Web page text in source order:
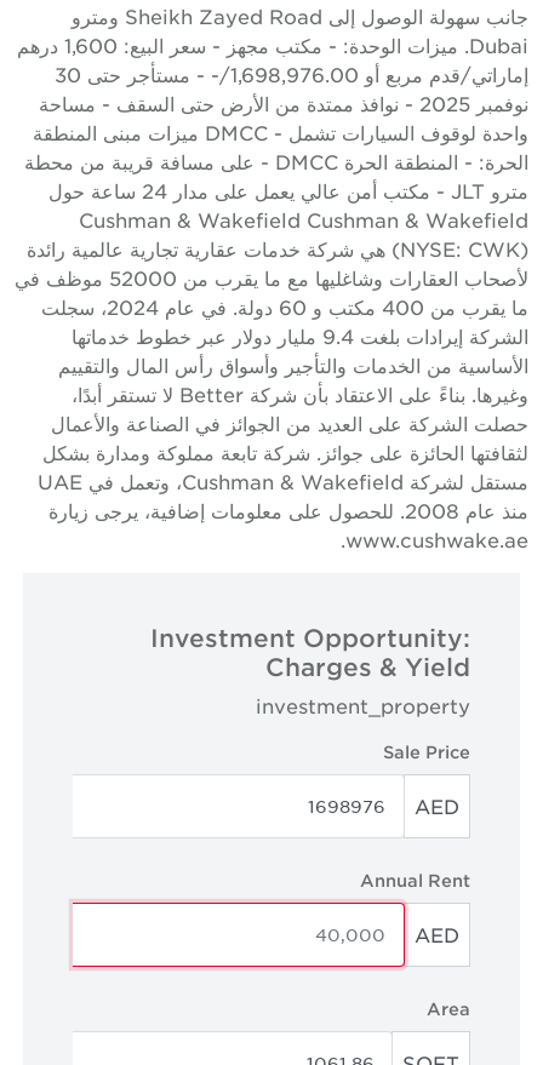
جانب سهولة الوصول إلى Sheikh Zayed Road ومترو
Dubai. ميزات الوحدة: - مكتب مجهز - سعر البيع: 1,600 درهم
إماراتي/قدم مربع أو 1,698,976.00/- - مستأجر حتى 30
نوفمبر 2025 - نوافذ ممتدة من الأرض حتى السقف - مساحة
واحدة لوقوف السيارات تشمل - DMCC ميزات مبنى المنطقة
الحرة: - المنطقة الحرة DMCC - على مسافة قريبة من محطة
مترو JLT - مكتب أمن عالي يعمل على مدار 24 ساعة حول
Cushman & Wakefield Cushman & Wakefield
(NYSE: CWK) هي شركة خدمات عقارية تجارية عالمية رائدة
لأصحاب العقارات وشاغليها مع ما يقرب من 52000 موظف في
ما يقرب من 400 مكتب و 60 دولة. في عام 2024، سجلت
الشركة إيرادات بلغت 9.4 مليار دولار عبر خطوط خدماتها
الأساسية من الخدمات والتأجير وأسواق رأس المال والتقييم
وغيرها. بناءً على الاعتقاد بأن شركة Better لا تستقر أبدًا،
حصلت الشركة على العديد من الجوائز في الصناعة والأعمال
لثقافتها الحائزة على جوائز. شركة تابعة مملوكة ومدارة بشكل
مستقل لشركة Cushman & Wakefield، وتعمل في UAE
منذ عام 2008. للحصول على معلومات إضافية، يرجى زيارة
www.cushwake.ae.
Investment Opportunity:
Charges & Yield
investment_property
Sale Price
AED
Annual Rent
AED
Area